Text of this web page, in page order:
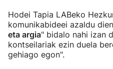
Hodei Tapia LABeko
komunikabideei azaldu
eta argia" bidalo nahi izan
kontseilariak ezin duela
gehiago egon".